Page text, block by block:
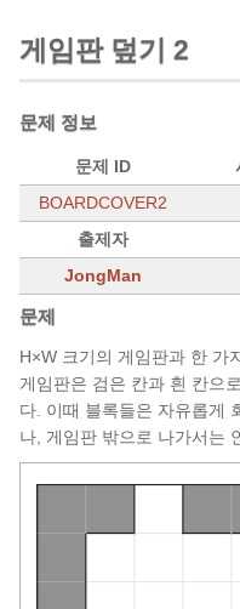
게임판 덮기 2
문제 정보
문제 ID
BOARDCOVER2
출제자
JongMan
문제
H×W 크기의 게임판과 한 가
게임판은 검은 칸과 흰 칸으
다. 이때 블록들은 자유롭게
나, 게임판 밖으로 나가서는